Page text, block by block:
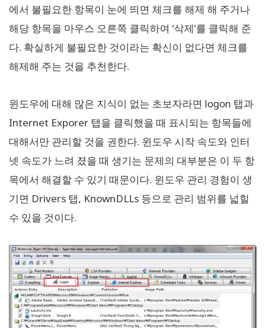
에서 불필요한 항목이 눈에 띄면 체크를 해제 해 주거나
해당 항목을 마우스 오른쪽 클릭하여 ‘삭제’를 클릭해 준
다. 확실하게 불필요한 것이라는 확신이 없다면 체크를
해제해 주는 것을 추천한다.
윈도우에 대해 많은 지식이 없는 초보자라면 logon 탭과
Internet Exporer 탭을 클릭했을 때 표시되는 항목들에
대해서만 관리할 것을 권한다. 윈도우 시작 속도와 인터
넷 속도가 느려 졌을 때 생기는 문제의 대부분은 이 두 항
목에서 해결할 수 있기 때문이다. 윈도우 관리 경험이 생
기면 Drivers 탭, KnownDLLs 등으로 관리 범위를 넓힐
수 있을 것이다.